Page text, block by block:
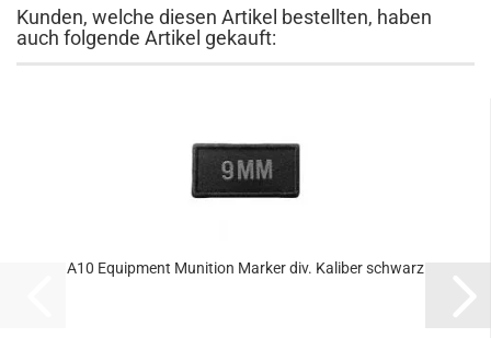
Kunden, welche diesen Artikel bestellten, haben
auch folgende Artikel gekauft:
A10 Equipment Munition Marker div. Kaliber schwarz